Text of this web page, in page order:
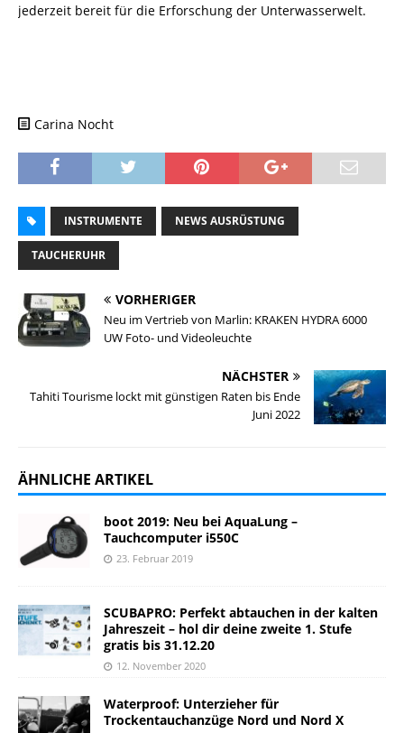
jederzeit bereit für die Erforschung der Unterwasserwelt.
Carina Nocht
INSTRUMENTE NEWS AUSRÜSTUNG
TAUCHERUHR
VORHERIGER
Neu im Vertrieb von Marlin: KRAKEN HYDRA 6000
UW Foto- und Videoleuchte
NÄCHSTER
Tahiti Tourisme lockt mit günstigen Raten bis Ende
Juni 2022
ÄHNLICHE ARTIKEL
boot 2019: Neu bei AquaLung –
Tauchcomputer i550C
23. Februar 2019
SCUBAPRO: Perfekt abtauchen in der kalten
Jahreszeit – hol dir deine zweite 1. Stufe
gratis bis 31.12.20
12. November 2020
Waterproof: Unterzieher für
Trockentauchanzüge Nord und Nord X